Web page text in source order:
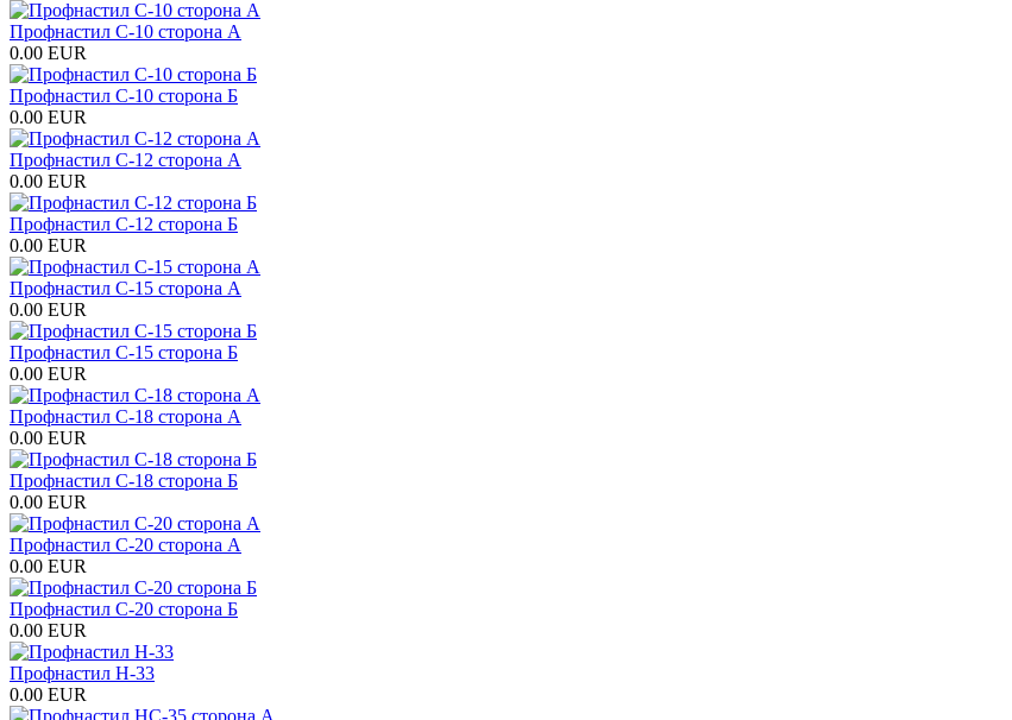
Профнастил С-10 сторона А
0.00 EUR
Профнастил С-10 сторона Б
0.00 EUR
Профнастил С-12 сторона А
0.00 EUR
Профнастил С-12 сторона Б
0.00 EUR
Профнастил С-15 сторона А
0.00 EUR
Профнастил С-15 сторона Б
0.00 EUR
Профнастил С-18 сторона А
0.00 EUR
Профнастил С-18 сторона Б
0.00 EUR
Профнастил С-20 сторона А
0.00 EUR
Профнастил С-20 сторона Б
0.00 EUR
Профнастил H-33
0.00 EUR